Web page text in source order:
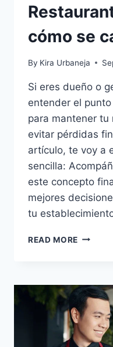
cómo se
By Kira Urbaneja
Si eres dueño o
entender el
para mantener tu
evitar pérdidas
artículo, te voy a
sencilla:
este concepto
mejores
tu
READ MORE PUNTO
¿QUÉ
ES
Y
CÓMO